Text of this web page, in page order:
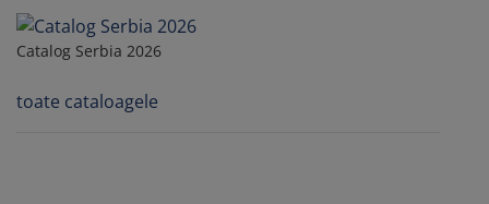
Catalog Serbia 2026
toate cataloagele